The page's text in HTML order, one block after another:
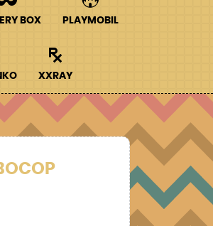
BOX PLAYMOBIL
XXRAY